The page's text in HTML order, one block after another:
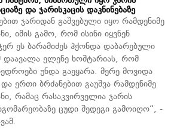
და ჯარისკაცის დაკნინებაზე
ჯარიდან გაშვებული იყო რამდენიმე
იმის გამო, რომ ისინი იყვნენ
ეს ბარამიძეს ჰქონდა დაბარებული
დაავალა ელენე ხოშტარიას, რომ
უნდა გაეყარა. მერე მოვიდა
ერთი ბრძანებით გაუშვა რამდენიმე
რამაც რასაკვირველია ჯარის
ცუდი შედეგი გამოიღო“, -